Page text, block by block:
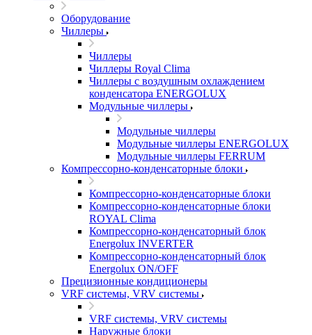
Оборудование
Чиллеры
Чиллеры
Чиллеры Royal Clima
Чиллеры с воздушным охлаждением
конденсатора ENERGOLUX
Модульные чиллеры
Модульные чиллеры
Модульные чиллеры ENERGOLUX
Модульные чиллеры FERRUM
Компрессорно-конденсаторные блоки
Компрессорно-конденсаторные блоки
Компрессорно-конденсаторные блоки
ROYAL Clima
Компрессорно-конденсаторный блок
Energolux INVERTER
Компрессорно-конденсаторный блок
Energolux ON/OFF
Прецизионные кондиционеры
VRF системы, VRV системы
VRF системы, VRV системы
Наружные блоки